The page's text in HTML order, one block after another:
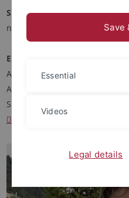
Sprechstunde
nach Vereinbarung per E-Mail
Erasmus
Ab dem Sommersemester
Austausch am Lehrstuhl.
Sprechstunde oder schreiben
erasmus.internationale-
Save
Essential
Videos
Legal details